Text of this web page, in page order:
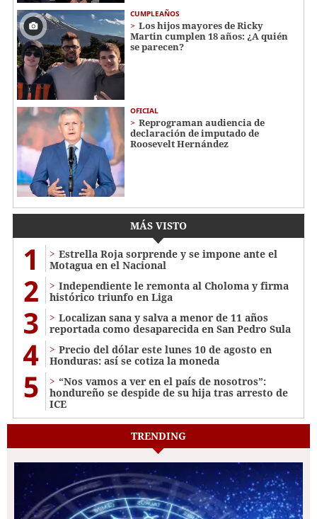
CUMPLEAÑOS
Los hijos mayores de Ricky
Martin cumplen 18 años: ¿A quién
se parecen?
OFICIAL
Reprograman audiencia de
declaración de imputado de
Roosevelt Hernández
MÁS VISTO
1
Estrella Roja sorprende y se impone ante el
Motagua en el Nacional
2
Independiente le remonta al Choloma y firma
histórico triunfo en Liga
3
Localizan sana y salva a menor de 11 años
reportada como desaparecida en San Pedro Sula
4
Precio del dólar este lunes 10 de agosto en
Honduras: así se cotiza la moneda
5
“Nos vamos a ver en el país de nosotros”:
hondureño se despide de su hija tras arresto de
ICE
TRENDING